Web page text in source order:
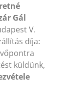
Gál
V.
díja:
küldünk,